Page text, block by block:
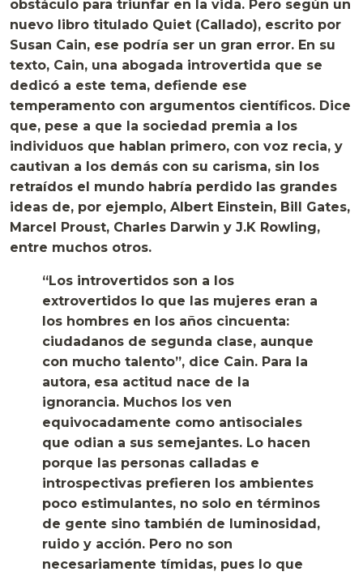
obstáculo para triunfar en la vida. Pero según un
nuevo libro titulado Quiet (Callado), escrito por
Susan Cain, ese podría ser un gran error. En su
texto, Cain, una abogada introvertida que se
dedicó a este tema, defiende ese
temperamento con argumentos científicos. Dice
que, pese a que la sociedad premia a los
individuos que hablan primero, con voz recia, y
cautivan a los demás con su carisma, sin los
retraídos el mundo habría perdido las grandes
ideas de, por ejemplo, Albert Einstein, Bill Gates,
Marcel Proust, Charles Darwin y J.K Rowling,
entre muchos otros.
“Los introvertidos son a los
extrovertidos lo que las mujeres eran a
los hombres en los años cincuenta:
ciudadanos de segunda clase, aunque
con mucho talento”, dice Cain. Para la
autora, esa actitud nace de la
ignorancia. Muchos los ven
equivocadamente como antisociales
que odian a sus semejantes. Lo hacen
porque las personas calladas e
introspectivas prefieren los ambientes
poco estimulantes, no solo en términos
de gente sino también de luminosidad,
ruido y acción. Pero no son
necesariamente tímidas, pues lo que